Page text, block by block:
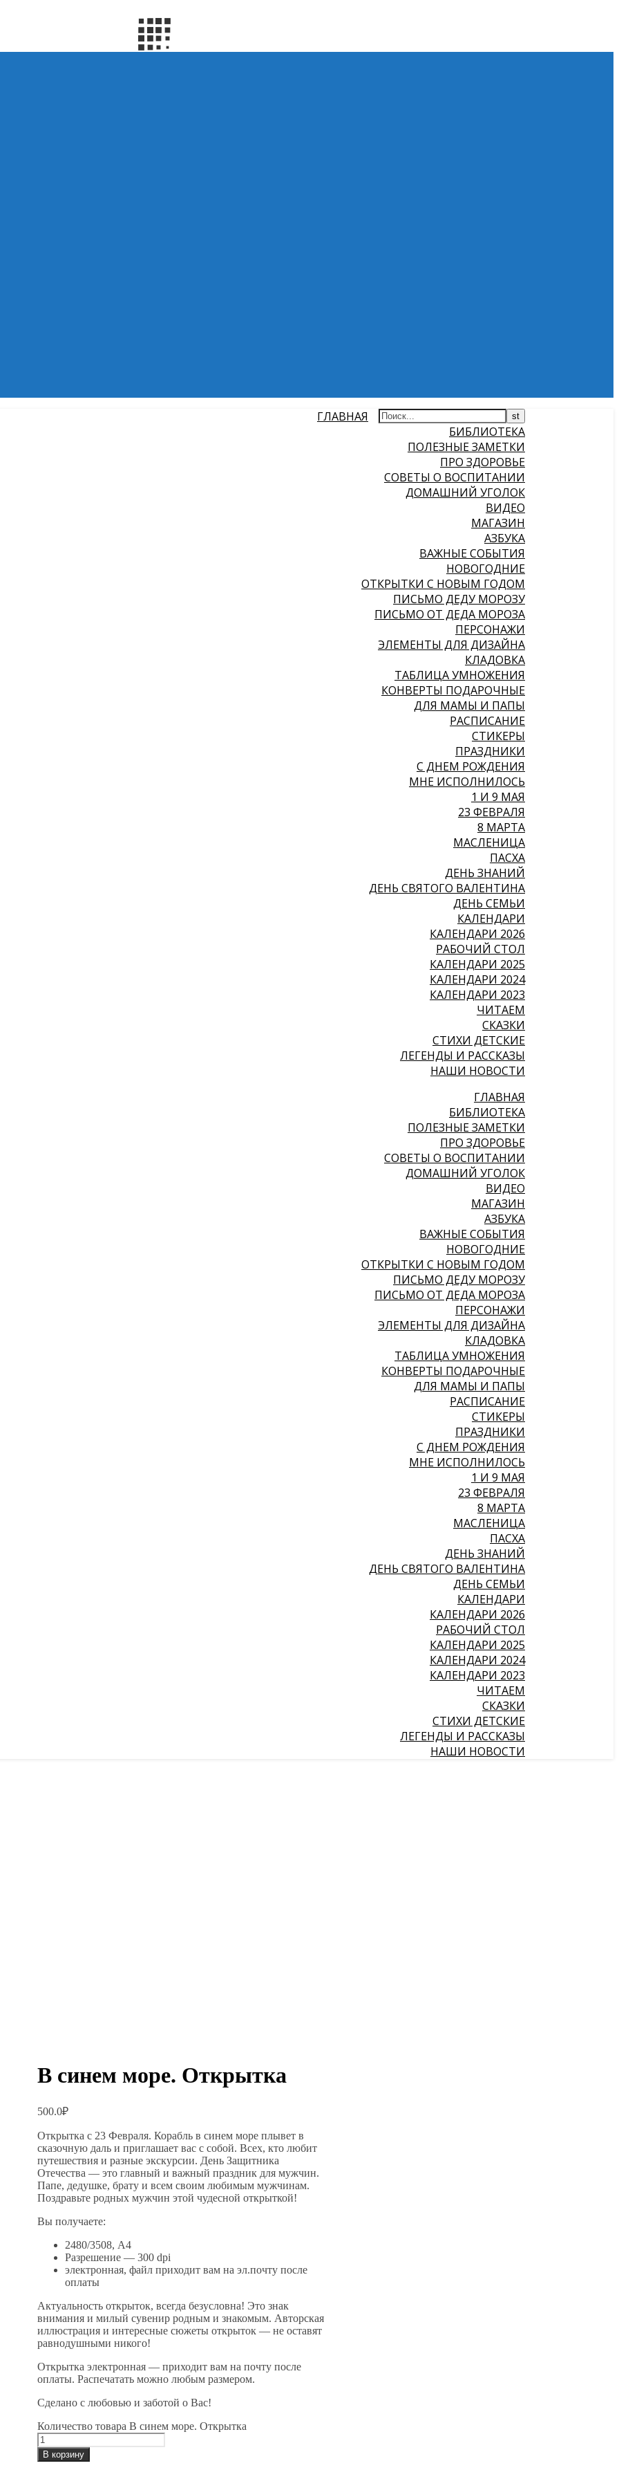
ГЛАВНАЯ
БИБЛИОТЕКА
ПОЛЕЗНЫЕ ЗАМЕТКИ
ПРО ЗДОРОВЬЕ
СОВЕТЫ О ВОСПИТАНИИ
ДОМАШНИЙ УГОЛОК
ВИДЕО
МАГАЗИН
АЗБУКА
ВАЖНЫЕ СОБЫТИЯ
НОВОГОДНИЕ
ОТКРЫТКИ С НОВЫМ ГОДОМ
ПИСЬМО ДЕДУ МОРОЗУ
ПИСЬМО ОТ ДЕДА МОРОЗА
ПЕРСОНАЖИ
ЭЛЕМЕНТЫ ДЛЯ ДИЗАЙНА
КЛАДОВКА
ТАБЛИЦА УМНОЖЕНИЯ
КОНВЕРТЫ ПОДАРОЧНЫЕ
ДЛЯ МАМЫ И ПАПЫ
РАСПИСАНИЕ
СТИКЕРЫ
ПРАЗДНИКИ
С ДНЕМ РОЖДЕНИЯ
МНЕ ИСПОЛНИЛОСЬ
1 И 9 МАЯ
23 ФЕВРАЛЯ
8 МАРТА
МАСЛЕНИЦА
ПАСХА
ДЕНЬ ЗНАНИЙ
ДЕНЬ СВЯТОГО ВАЛЕНТИНА
ДЕНЬ СЕМЬИ
КАЛЕНДАРИ
КАЛЕНДАРИ 2026
РАБОЧИЙ СТОЛ
КАЛЕНДАРИ 2025
КАЛЕНДАРИ 2024
КАЛЕНДАРИ 2023
ЧИТАЕМ
СКАЗКИ
СТИХИ ДЕТСКИЕ
ЛЕГЕНДЫ И РАССКАЗЫ
НАШИ НОВОСТИ
ГЛАВНАЯ
БИБЛИОТЕКА
ПОЛЕЗНЫЕ ЗАМЕТКИ
ПРО ЗДОРОВЬЕ
СОВЕТЫ О ВОСПИТАНИИ
ДОМАШНИЙ УГОЛОК
ВИДЕО
МАГАЗИН
АЗБУКА
ВАЖНЫЕ СОБЫТИЯ
НОВОГОДНИЕ
ОТКРЫТКИ С НОВЫМ ГОДОМ
ПИСЬМО ДЕДУ МОРОЗУ
ПИСЬМО ОТ ДЕДА МОРОЗА
ПЕРСОНАЖИ
ЭЛЕМЕНТЫ ДЛЯ ДИЗАЙНА
КЛАДОВКА
ТАБЛИЦА УМНОЖЕНИЯ
КОНВЕРТЫ ПОДАРОЧНЫЕ
ДЛЯ МАМЫ И ПАПЫ
РАСПИСАНИЕ
СТИКЕРЫ
ПРАЗДНИКИ
С ДНЕМ РОЖДЕНИЯ
МНЕ ИСПОЛНИЛОСЬ
1 И 9 МАЯ
23 ФЕВРАЛЯ
8 МАРТА
МАСЛЕНИЦА
ПАСХА
ДЕНЬ ЗНАНИЙ
ДЕНЬ СВЯТОГО ВАЛЕНТИНА
ДЕНЬ СЕМЬИ
КАЛЕНДАРИ
КАЛЕНДАРИ 2026
РАБОЧИЙ СТОЛ
КАЛЕНДАРИ 2025
КАЛЕНДАРИ 2024
КАЛЕНДАРИ 2023
ЧИТАЕМ
СКАЗКИ
СТИХИ ДЕТСКИЕ
ЛЕГЕНДЫ И РАССКАЗЫ
НАШИ НОВОСТИ
В синем море. Открытка
500.0₽
Открытка с 23 Февраля. Корабль в синем море плывет в
сказочную даль и приглашает вас с собой. Всех, кто любит
путешествия и разные экскурсии. День Защитника
Отечества — это главный и важный праздник для мужчин.
Папе, дедушке, брату и всем своим любимым мужчинам.
Поздравьте родных мужчин этой чудесной открыткой!
Вы получаете:
2480/3508, А4
Разрешение — 300 dpi
электронная, файл приходит вам на эл.почту после
оплаты
Актуальность открыток, всегда безусловна! Это знак
внимания и милый сувенир родным и знакомым. Авторская
иллюстрация и интересные сюжеты открыток — не оставят
равнодушными никого!
Открытка электронная — приходит вам на почту после
оплаты. Распечатать можно любым размером.
Сделано с любовью и заботой о Вас!
Количество товара В синем море. Открытка
В корзину